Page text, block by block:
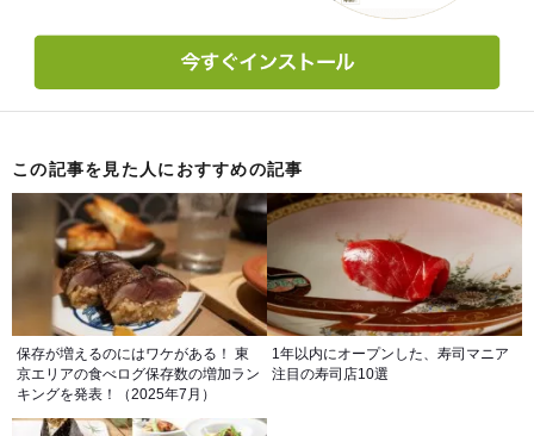
この記事を見た人におすすめの記事
保存が増えるのにはワケがある！ 東
京エリアの食べログ保存数の増加ラン
キングを発表！（2025年7月）
1年以内にオープンした、寿司マニア
注目の寿司店10選